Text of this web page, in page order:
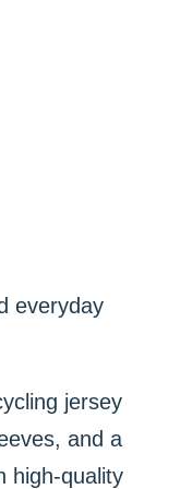
everyday
jersey
and a
high-quality